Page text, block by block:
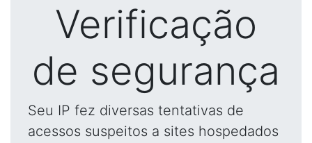
Verificação
de segurança
Seu IP fez diversas tentativas de
acessos suspeitos a sites hospedados